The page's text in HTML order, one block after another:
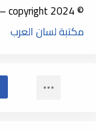
© copyright 2024 – جميع الحقوق محفوظة
مكتبة لسان العرب